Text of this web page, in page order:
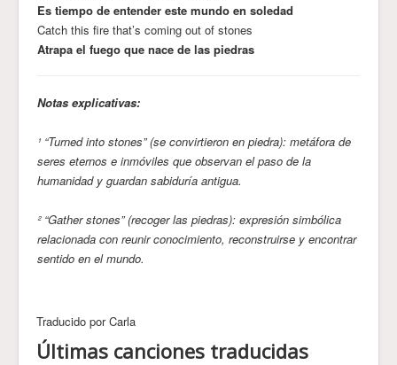
Es tiempo de entender este mundo en soledad
Catch this fire that’s coming out of stones
Atrapa el fuego que nace de las piedras
Notas explicativas:
¹ “Turned into stones” (se convirtieron en piedra): metáfora de
seres eternos e inmóviles que observan el paso de la
humanidad y guardan sabiduría antigua.
² “Gather stones” (recoger las piedras): expresión simbólica
relacionada con reunir conocimiento, reconstruirse y encontrar
sentido en el mundo.
Traducido por Carla
Últimas canciones traducidas